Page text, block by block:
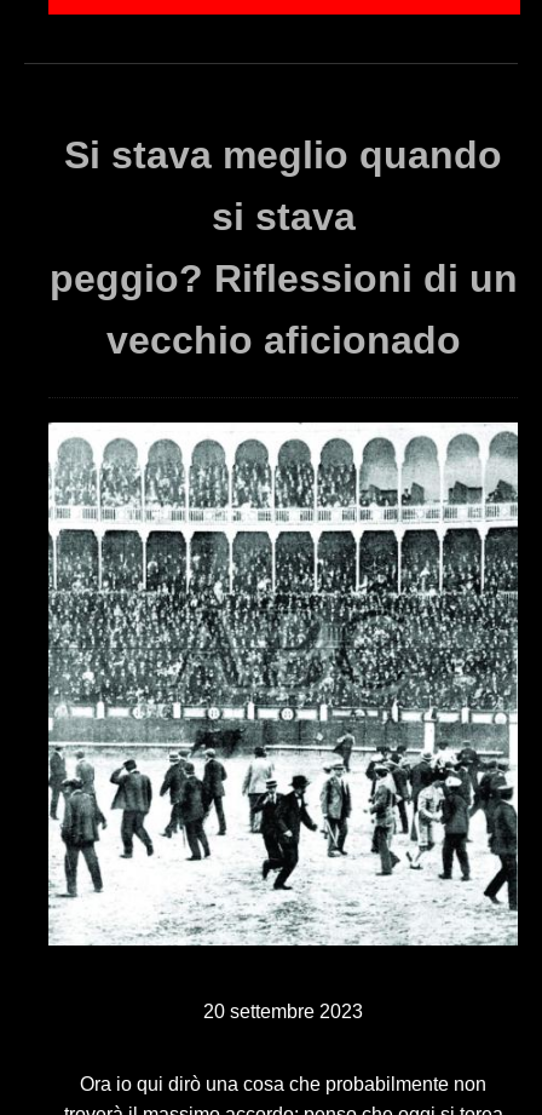
Si stava meglio quando
si stava
peggio? Riflessioni di un
vecchio aficionado
20 settembre 2023
Ora io qui dirò una cosa che probabilmente non